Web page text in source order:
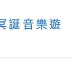
誕音樂遊